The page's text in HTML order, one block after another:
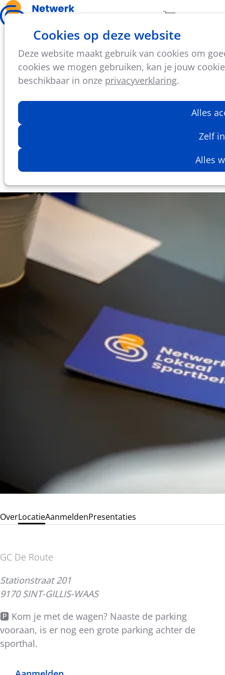
Cookies op deze website
Deze website maakt gebruik van cookies om
cookies we mogen gebruiken, kan je jouw
beschikbaar in onze privacyverklaring.
Alles
Zelf
Alles
Aantal
di
07
2025
09:30 - 15:30 GC De Route
Najaarsvergadering provincie Oost-
Vlaanderen
sportdienstmedewerkers uit de provincie
Oost-Vlaanderen.
OverLocatieAanmeldenPresentaties
GC De Route
Stationstraat 201
9170 SINT-GILLIS-WAAS
🅿️ Kom je met de wagen? Naaste de parking
vooraan, is er nog een grote parking achter de
sporthal.